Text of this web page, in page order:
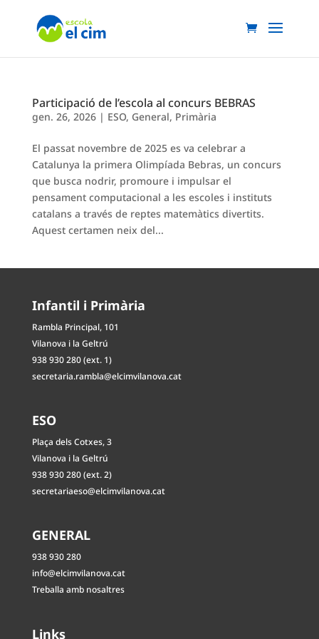
Participació de l’escola al concurs BEBRAS
gen. 26, 2026| ESO, General, Primària
El passat novembre de 2025 es va celebrar a
Catalunya la primera Olimpíada Bebras, un concurs
que busca nodrir, promoure i impulsar el
pensament computacional a les escoles i instituts
catalans a través de reptes matemàtics divertits.
Aquest certamen neix del...
Infantil i Primària
Rambla Principal, 101
Vilanova i la Geltrú
938 930 280 (ext. 1)
secretaria.rambla@elcimvilanova.cat
ESO
Plaça dels Cotxes, 3
Vilanova i la Geltrú
938 930 280 (ext. 2)
secretariaeso@elcimvilanova.cat
GENERAL
938 930 280
info@elcimvilanova.cat
Treballa amb nosaltres
Links